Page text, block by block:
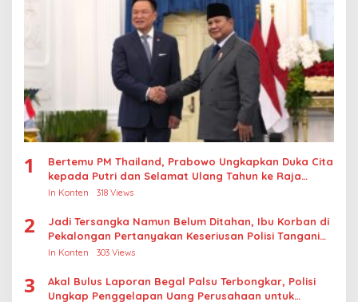
1
Bertemu PM Thailand, Prabowo Ungkapkan Duka Cita
kepada Putri dan Selamat Ulang Tahun ke Raja
Thailand
In Konten 318 Views
2
Jadi Tersangka Namun Belum Ditahan, Ibu Korban di
Pekalongan Pertanyakan Keseriusan Polisi Tangani
Kasus Rudapksa Sampai Anaknya Hamil
In Konten 303 Views
3
Akal Bulus Laporan Begal Palsu Terbongkar, Polisi
Ungkap Penggelapan Uang Perusahaan untuk